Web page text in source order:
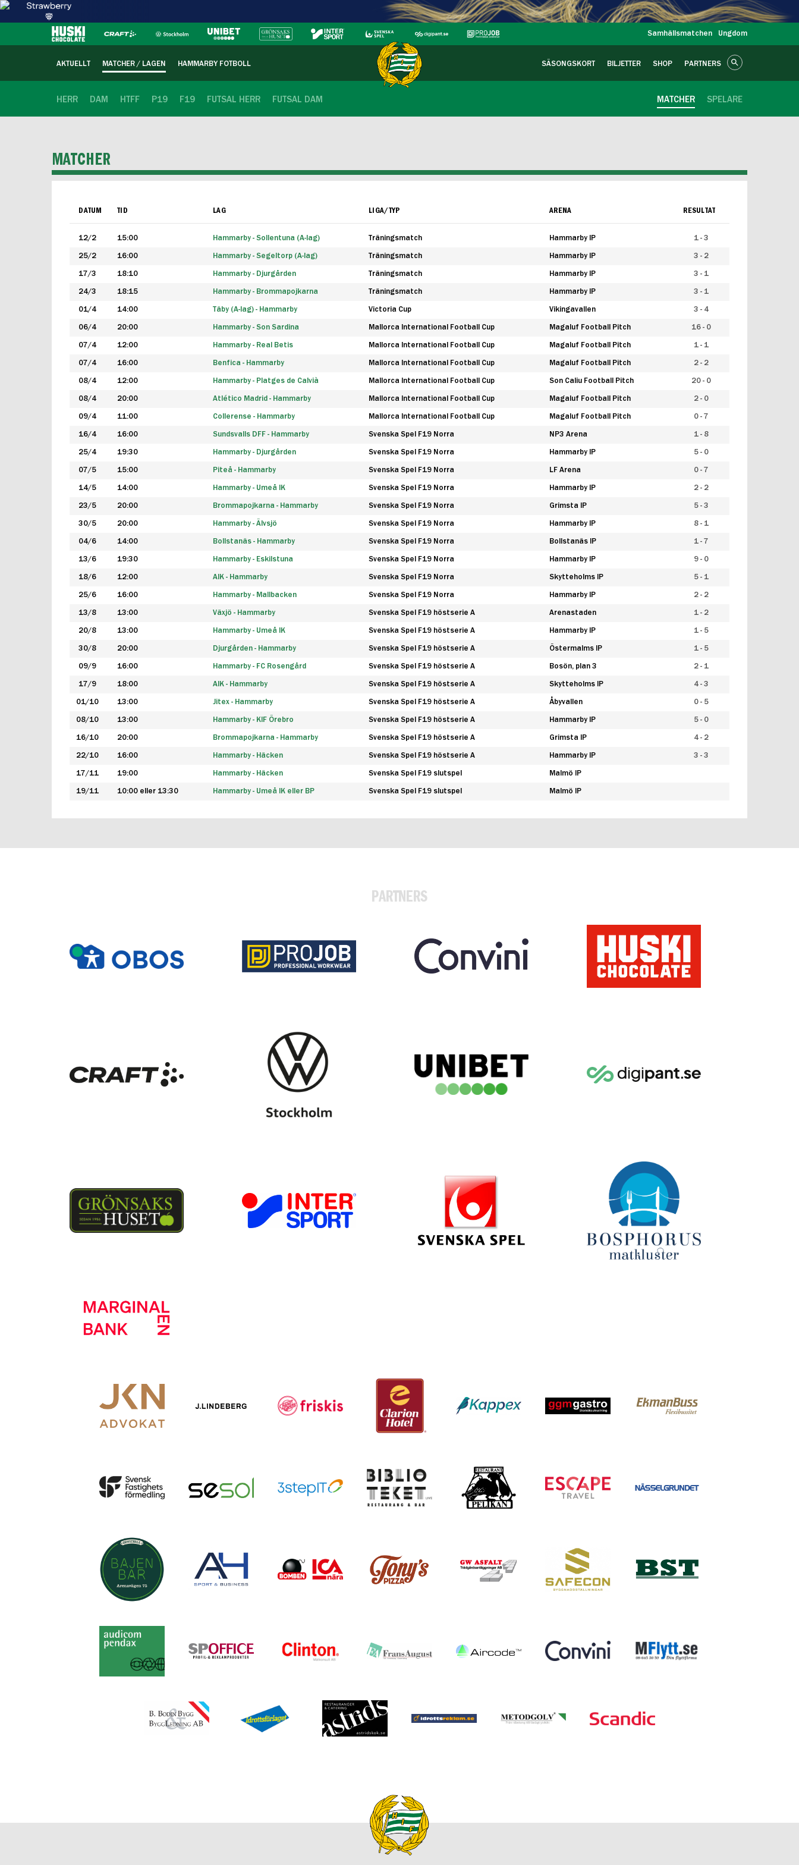
Samhällsmatchen Ungdom
AKTUELLT MATCHER / LAGEN HAMMARBY FOTBOLL SÄSONGSKORT BILJETTER SHOP PARTNERS
HERR DAM HTFF P19 F19 FUTSAL HERR FUTSAL DAM SPELARE
MATCHER
MATCHER
DATUM TID LAG LIGA/TYP ARENA RESULTAT
12/2 15:00 Hammarby - Sollentuna (A-lag) Träningsmatch Hammarby IP 1 - 3
25/2 16:00 Hammarby - Segeltorp (A-lag) Träningsmatch Hammarby IP 3 - 2
17/3 18:10 Hammarby - Djurgården Träningsmatch Hammarby IP 3 - 1
24/3 18:15 Hammarby - Brommapojkarna Träningsmatch Hammarby IP 3 - 1
01/4 14:00 Täby (A-lag) - Hammarby Victoria Cup Vikingavallen 3 - 4
06/4 20:00 Hammarby - Son Sardina Mallorca International Football Cup Magaluf Football Pitch 16 - 0
07/4 12:00 Hammarby - Real Betis Mallorca International Football Cup Magaluf Football Pitch 1 - 1
07/4 16:00 Benfica - Hammarby Mallorca International Football Cup Magaluf Football Pitch 2 - 2
08/4 12:00 Hammarby - Platges de Calvià Mallorca International Football Cup Son Caliu Football Pitch 20 - 0
08/4 20:00 Atlético Madrid - Hammarby Mallorca International Football Cup Magaluf Football Pitch 2 - 0
09/4 11:00 Collerense - Hammarby Mallorca International Football Cup Magaluf Football Pitch 0 - 7
16/4 16:00 Sundsvalls DFF - Hammarby Svenska Spel F19 Norra NP3 Arena 1 - 8
25/4 19:30 Hammarby - Djurgården Svenska Spel F19 Norra Hammarby IP 5 - 0
07/5 15:00 Piteå - Hammarby Svenska Spel F19 Norra LF Arena 0 - 7
14/5 14:00 Hammarby - Umeå IK Svenska Spel F19 Norra Hammarby IP 2 - 2
23/5 20:00 Brommapojkarna - Hammarby Svenska Spel F19 Norra Grimsta IP 5 - 3
30/5 20:00 Hammarby - Älvsjö Svenska Spel F19 Norra Hammarby IP 8 - 1
04/6 14:00 Bollstanäs - Hammarby Svenska Spel F19 Norra Bollstanäs IP 1 - 7
13/6 19:30 Hammarby - Eskilstuna Svenska Spel F19 Norra Hammarby IP 9 - 0
18/6 12:00 AIK - Hammarby Svenska Spel F19 Norra Skytteholms IP 5 - 1
25/6 16:00 Hammarby - Mallbacken Svenska Spel F19 Norra Hammarby IP 2 - 2
13/8 13:00 Växjö - Hammarby Svenska Spel F19 höstserie A Arenastaden 1 - 2
20/8 13:00 Hammarby - Umeå IK Svenska Spel F19 höstserie A Hammarby IP 1 - 5
30/8 20:00 Djurgården - Hammarby Svenska Spel F19 höstserie A Östermalms IP 1 - 5
09/9 16:00 Hammarby - FC Rosengård Svenska Spel F19 höstserie A Bosön, plan 3 2 - 1
17/9 18:00 AIK - Hammarby Svenska Spel F19 höstserie A Skytteholms IP 4 - 3
01/10 13:00 Jitex - Hammarby Svenska Spel F19 höstserie A Åbyvallen 0 - 5
08/10 13:00 Hammarby - KIF Örebro Svenska Spel F19 höstserie A Hammarby IP 5 - 0
16/10 20:00 Brommapojkarna - Hammarby Svenska Spel F19 höstserie A Grimsta IP 4 - 2
22/10 16:00 Hammarby - Häcken Svenska Spel F19 höstserie A Hammarby IP 3 - 3
17/11 19:00 Hammarby - Häcken Svenska Spel F19 slutspel Malmö IP
19/11 10:00 eller 13:30 Hammarby - Umeå IK eller BP Svenska Spel F19 slutspel Malmö IP
PARTNERS